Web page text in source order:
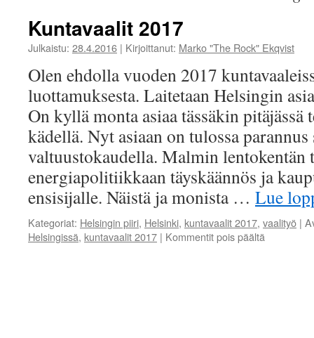
Kuntavaalit 2017
Julkaistu: 28.4.2016 | Kirjoittanut: Marko "The Rock" Ekqvist
Olen ehdolla vuoden 2017
luottamuksesta. Laitetaan Helsingin
On kyllä monta asiaa tässäkin pitäjässä
kädellä. Nyt asiaan on tulossa parannus
valtuustokaudella. Malmin
energiapolitiikkaan täyskäännös ja
ensisijalle. Näistä ja monista … Lue
Kategoriat: Helsingin piiri, Helsinki, kuntavaalit 2017, vaalityö |
Helsingissä, kuntavaalit 2017 | Kommentit pois päältä